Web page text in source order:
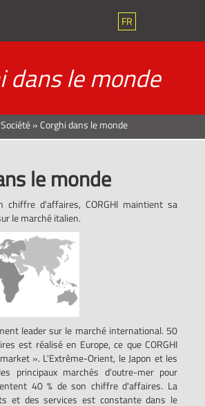
FR
dans le monde
Société»Corghi dans le monde
le monde
chiffre d'affaires, CORGHI maintient sa
le marché italien.
leader sur le marché international. 50
est réalisé en Europe, ce que CORGHI
». L'Extrême-Orient, le Japon et les
principaux marchés d'outre-mer pour
40 % de son chiffre d'affaires. La
et des services est constante dans le